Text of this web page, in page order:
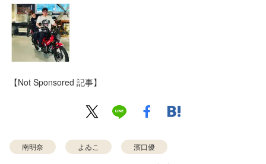
【Not Sponsored 記事】
南明奈 よゐこ 濱口優